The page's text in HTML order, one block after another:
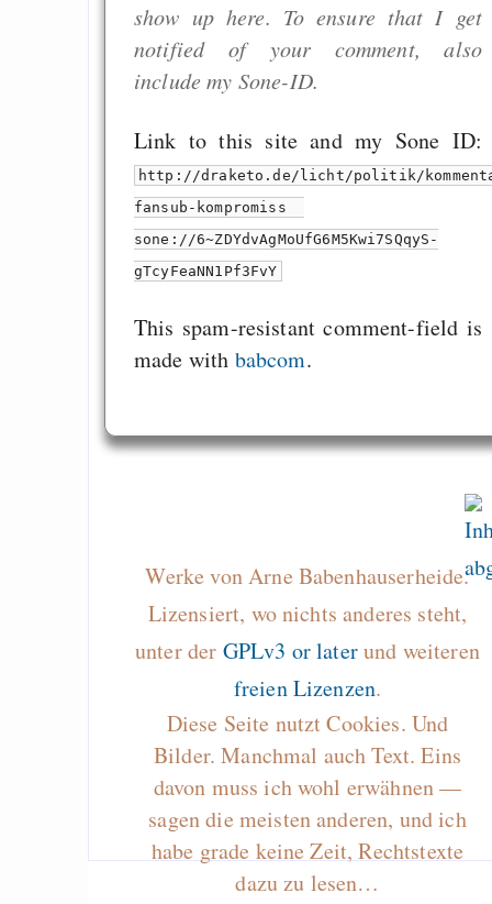
show up here. To ensure that I get
notified of your comment, also
include my Sone-ID.
Link to this site and my Sone ID:
http://draketo.de/licht/politik/
fansub-kompromiss
sone://6~ZDYdvAgMoUfG6M5Kwi7SQqyS-
gTcyFeaNN1Pf3FvY
This spam-resistant comment-field is
made with babcom.
Werke von Arne Babenhauserheide.
Lizensiert, wo nichts anderes steht,
unter der GPLv3 or laterund weiteren
freien Lizenzen.
Diese Seite nutzt Cookies. Und
Bilder. Manchmal auch Text. Eins
davon muss ich wohl erwähnen —
sagen die meisten anderen, und ich
habe grade keine Zeit, Rechtstexte
dazu zu lesen…